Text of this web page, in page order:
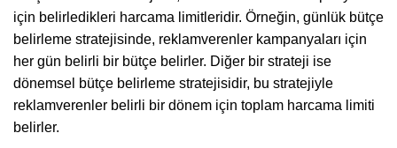
için belirledikleri harcama limitleridir. Örneğin, günlük bütçe
belirleme stratejisinde, reklamverenler kampanyaları için
her gün belirli bir bütçe belirler. Diğer bir strateji ise
dönemsel bütçe belirleme stratejisidir, bu stratejiyle
reklamverenler belirli bir dönem için toplam harcama limiti
belirler.